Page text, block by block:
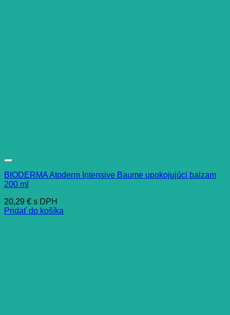
BIODERMA Atoderm Intensive Baume upokojujúci balzam
200 ml
20,29 € s DPH
Pridať do košíka